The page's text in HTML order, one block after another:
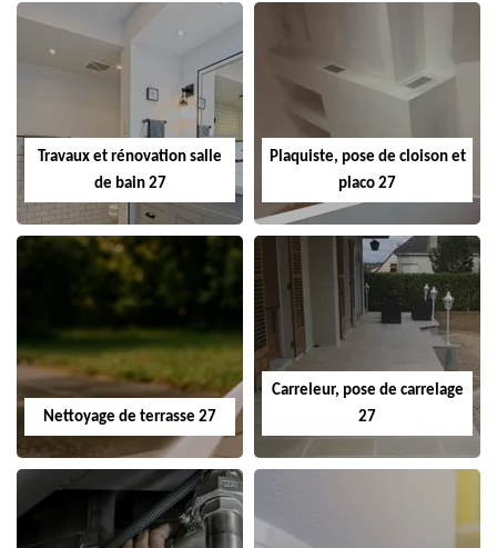
Travaux et rénovation salle
de bain 27
Plaquiste, pose de cloison et
placo 27
Nettoyage de terrasse 27
Carreleur, pose de carrelage
27